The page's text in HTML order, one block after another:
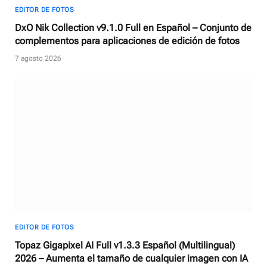
EDITOR DE FOTOS
DxO Nik Collection v9.1.0 Full en Español – Conjunto de
complementos para aplicaciones de edición de fotos
7 agosto 2026
EDITOR DE FOTOS
Topaz Gigapixel AI Full v1.3.3 Español (Multilingual)
2026 – Aumenta el tamaño de cualquier imagen con IA